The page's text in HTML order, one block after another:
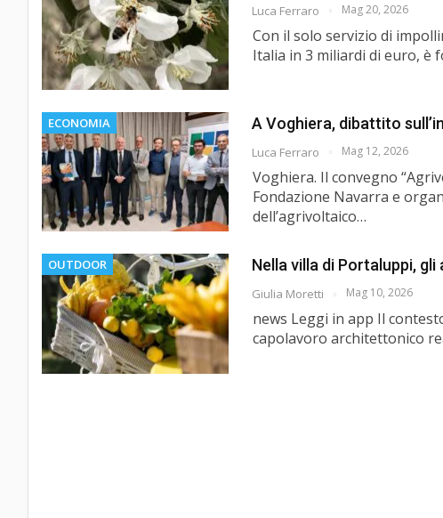
Luca Ferraro Mag 20, 2026
Con il solo servizio di
Italia in 3 miliardi di euro, è
ECONOMIA A Voghiera, dibattito
Luca Ferraro Mag 12, 2026
Voghiera. Il convegno
Fondazione Navarra e
dell’agrivoltaico…
OUTDOOR Nella villa di Portaluppi,
Giulia Moretti Mag 10, 2026
news Leggi in app Il
capolavoro architettonico